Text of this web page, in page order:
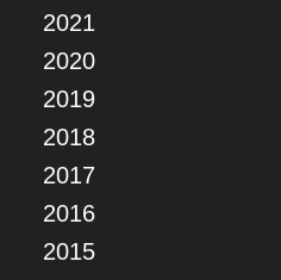
2021
2020
2019
2018
2017
2016
2015